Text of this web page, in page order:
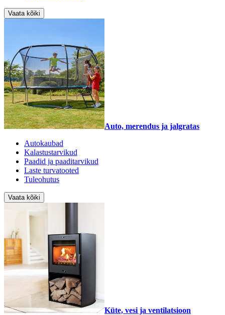
Vaata kõiki
Auto, merendus ja jalgratas
Autokaubad
Kalastustarvikud
Paadid ja paaditarvikud
Laste turvatooted
Tuleohutus
Vaata kõiki
Küte, vesi ja ventilatsioon